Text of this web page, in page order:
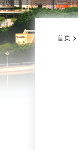
首页 >